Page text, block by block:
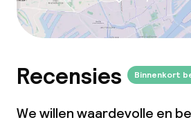
Recensies Binnenkort
We willen waardevolle en